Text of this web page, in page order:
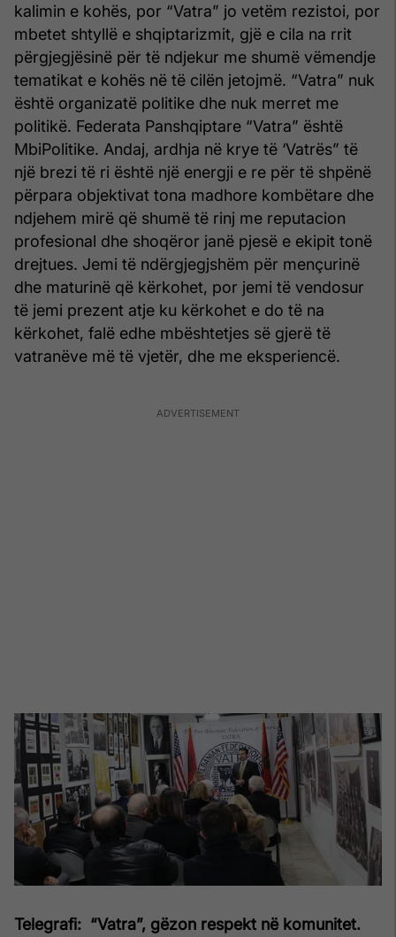
kalimin e kohës, por “Vatra” jo vetëm rezistoi, por
mbetet shtyllë e shqiptarizmit, gjë e cila na rrit
përgjegjësinë për të ndjekur me shumë vëmendje
tematikat e kohës në të cilën jetojmë. “Vatra” nuk
është organizatë politike dhe nuk merret me
politikë. Federata Panshqiptare “Vatra” është
MbiPolitike. Andaj, ardhja në krye të ‘Vatrës” të
një brezi të ri është një energji e re për të shpënë
përpara objektivat tona madhore kombëtare dhe
ndjehem mirë që shumë të rinj me reputacion
profesional dhe shoqëror janë pjesë e ekipit tonë
drejtues. Jemi të ndërgjegjshëm për mençurinë
dhe maturinë që kërkohet, por jemi të vendosur
të jemi prezent atje ku kërkohet e do të na
kërkohet, falë edhe mbështetjes së gjerë të
vatranëve më të vjetër, dhe me eksperiencë.
Telegrafi: “Vatra”, gëzon respekt në komunitet.